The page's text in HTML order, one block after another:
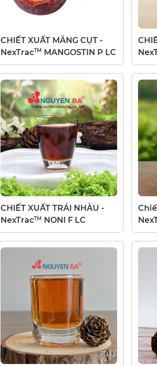
CHIẾT XUẤT MĂNG CỤT -
NexTracTM MANGOSTIN P LC
CHIẾT XUẤT TRÁI NHÀU -
NexTracTM NONI F LC
LC